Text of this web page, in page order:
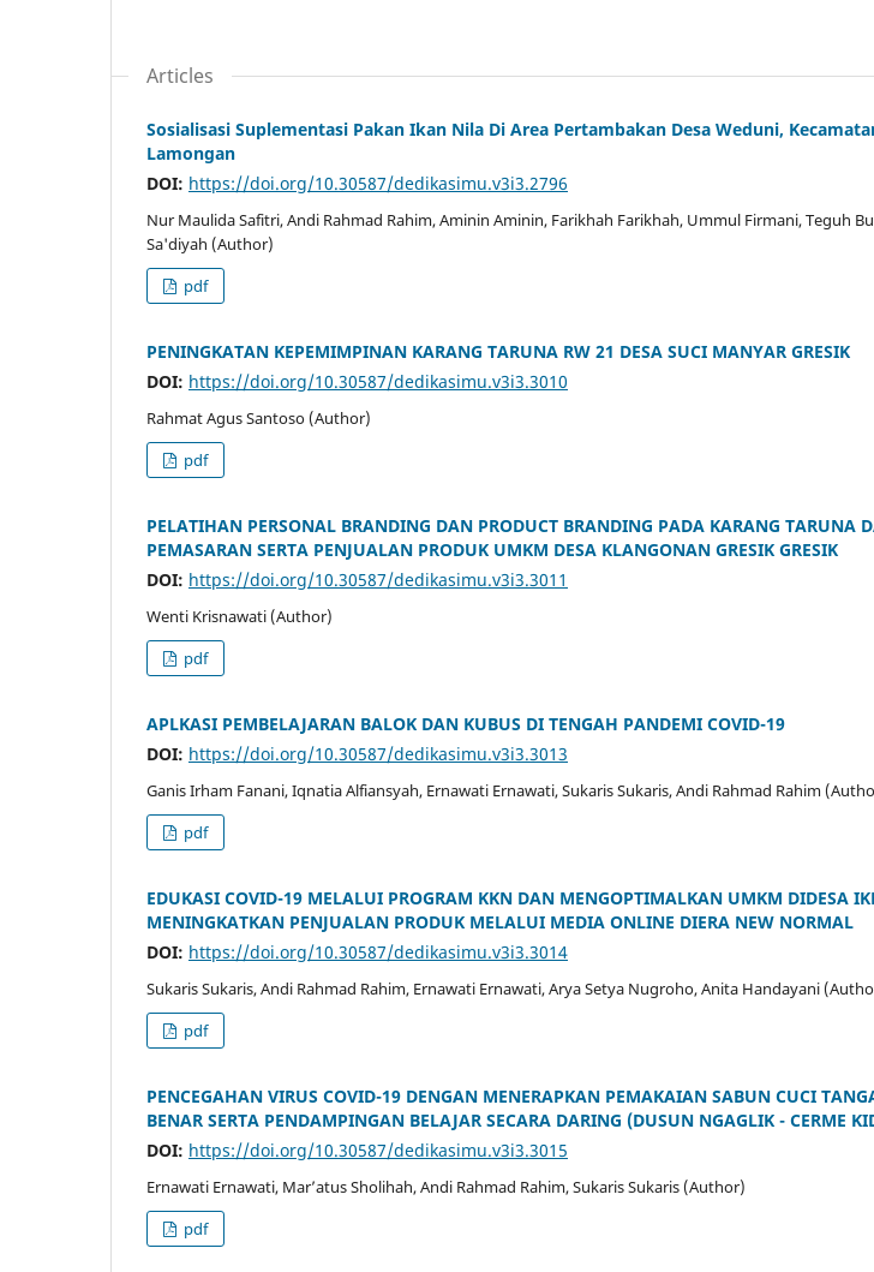
Articles
Sosialisasi Suplementasi Pakan Ikan Nila Di Area Pertambakan Desa Weduni,
Lamongan
DOI: https://doi.org/10.30587/dedikasimu.v3i3.2796
Nur Maulida Safitri, Andi Rahmad Rahim, Aminin Aminin, Farikhah Farikhah, Ummul Firmani, Teguh
Sa'diyah (Author)
pdf
PENINGKATAN KEPEMIMPINAN KARANG TARUNA RW 21 DESA SUCI MANYAR GRESIK
DOI: https://doi.org/10.30587/dedikasimu.v3i3.3010
Rahmat Agus Santoso (Author)
pdf
PELATIHAN PERSONAL BRANDING DAN PRODUCT BRANDING PADA KARANG TARUNA
PEMASARAN SERTA PENJUALAN PRODUK UMKM DESA KLANGONAN GRESIK GRESIK
DOI: https://doi.org/10.30587/dedikasimu.v3i3.3011
Wenti Krisnawati (Author)
pdf
APLKASI PEMBELAJARAN BALOK DAN KUBUS DI TENGAH PANDEMI COVID-19
DOI: https://doi.org/10.30587/dedikasimu.v3i3.3013
Ganis Irham Fanani, Iqnatia Alfiansyah, Ernawati Ernawati, Sukaris Sukaris, Andi Rahmad Rahim
pdf
EDUKASI COVID-19 MELALUI PROGRAM KKN DAN MENGOPTIMALKAN UMKM DIDESA
MENINGKATKAN PENJUALAN PRODUK MELALUI MEDIA ONLINE DIERA NEW NORMAL
DOI: https://doi.org/10.30587/dedikasimu.v3i3.3014
Sukaris Sukaris, Andi Rahmad Rahim, Ernawati Ernawati, Arya Setya Nugroho, Anita Handayani
pdf
PENCEGAHAN VIRUS COVID-19 DENGAN MENERAPKAN PEMAKAIAN SABUN CUCI
BENAR SERTA PENDAMPINGAN BELAJAR SECARA DARING (DUSUN NGAGLIK - CERME
DOI: https://doi.org/10.30587/dedikasimu.v3i3.3015
Ernawati Ernawati, Mar’atus Sholihah, Andi Rahmad Rahim, Sukaris Sukaris (Author)
pdf